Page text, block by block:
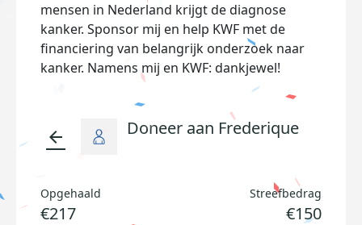
mensen in Nederland krijgt de diagnose
kanker. Sponsor mij en help KWF met de
financiering van belangrijk onderzoek naar
kanker. Namens mij en KWF: dankjewel!
arrow_back Doneer aan Frederique
Opgehaald
€217
Streefbedrag
€150